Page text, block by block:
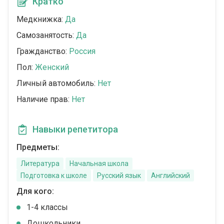
Медкнижка: Да
Самозанятость: Да
Гражданство: Россия
Пол: Женский
Личный автомобиль: Нет
Наличие прав: Нет
Навыки репетитора
Предметы:
Литература
Начальная школа
Подготовка к школе
Русский язык Английский
Для кого:
1-4 классы